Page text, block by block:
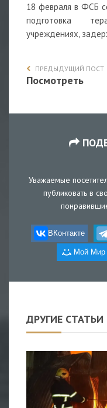
18 февраля в ФСБ
подготовка
учреждениях,
ПРЕДЫДУЩИЙ ПОСТ
Посмотреть
Уважаемые
публиковать в
ВКонтакте
Мой Мир
ДРУГИЕ СТАТЬИ